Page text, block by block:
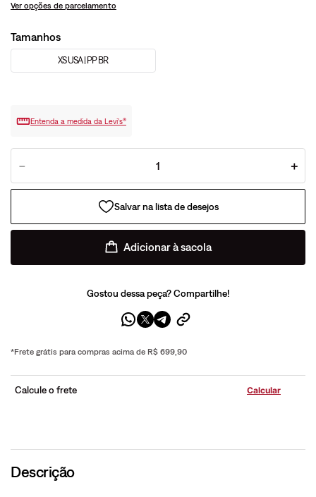
Ver opções de parcelamento
Tamanhos
XS USA | PP BR
Entenda a medida da Levi’s®
＋
－
Adicionar à sacola
Gostou dessa peça? Compartilhe!
*Frete grátis para compras acima de R$ 699,90
Calcule o frete
Descrição